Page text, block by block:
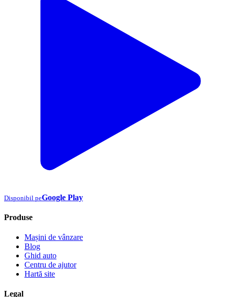
Disponibil peGoogle Play
Produse
Mașini de vânzare
Blog
Ghid auto
Centru de ajutor
Hartă site
Legal